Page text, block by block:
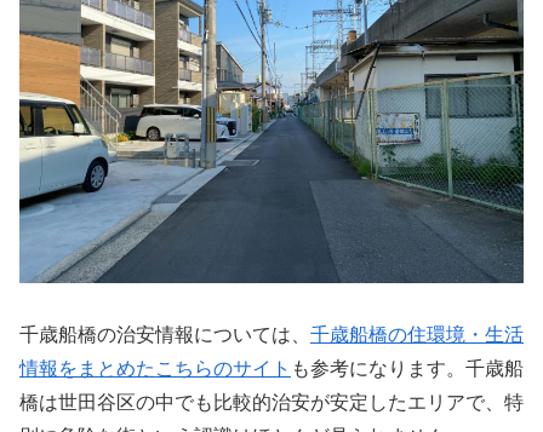
千歳船橋の治安情報については、 千歳船橋の住環境・生活
情報をまとめたこちらのサイト も参考になります。千歳船
橋は世田谷区の中でも比較的治安が安定したエリアで、特